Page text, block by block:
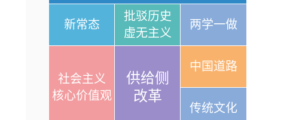
新常态
批驳历史
虚无主义
两学一做
社会主义
核心价值观
供给侧
改革
中国道路
传统文化